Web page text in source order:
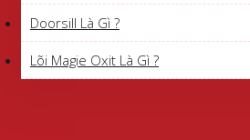
Doorsill Là Gì ?
Lõi Magie Oxit Là Gì ?